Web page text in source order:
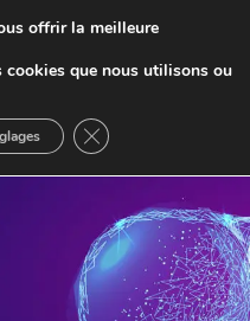
offrir la meilleure
cookies que nous utilisons ou
Close GDPR Cookie